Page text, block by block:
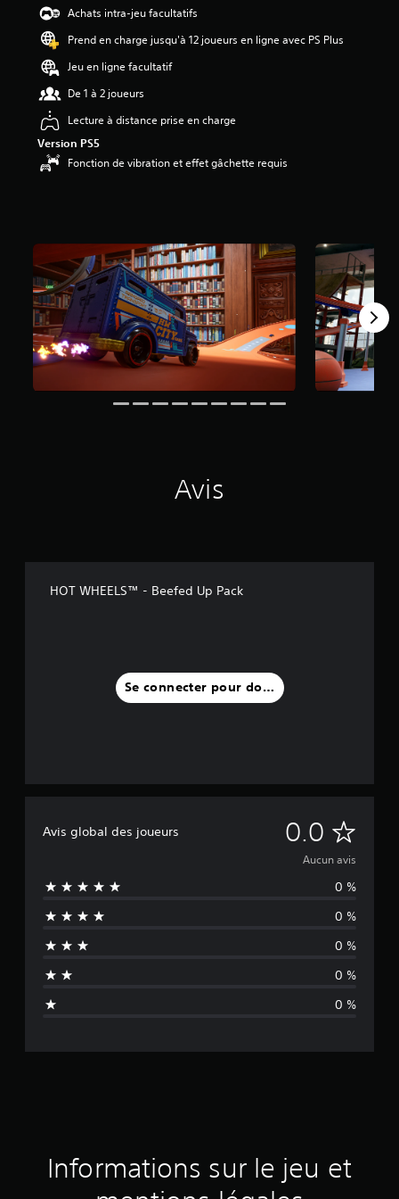
Achats intra-jeu facultatifs
Prend en charge jusqu'à 12 joueurs en ligne avec PS Plus
Jeu en ligne facultatif
De 1 à 2 joueurs
Lecture à distance prise en charge
Version PS5
Fonction de vibration et effet gâchette requis
Avis
HOT WHEELS™ - Beefed Up Pack
Se connecter pour donner un avis
Avis global des joueurs 0.0 A
u
c
u
a
i
Aucun avis
0 %
0 %
0 %
0 %
0 %
Informations sur le jeu et